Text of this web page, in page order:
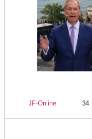
JF-Online 34